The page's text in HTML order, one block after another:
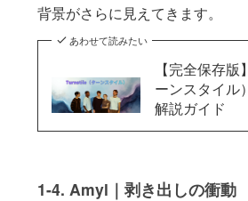
背景がさらに見えてきます。
あわせて読みたい
【完全保存
ーンスタイル
解説ガイド
1-4. Amyl｜剥き出しの衝動